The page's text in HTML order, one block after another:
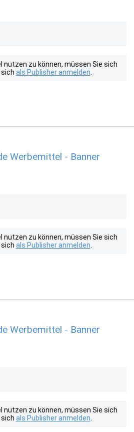
nutzen zu können, müssen Sie sich
als Publisher anmelden
Werbemittel - Banner
nutzen zu können, müssen Sie sich
als Publisher anmelden
Werbemittel - Banner
nutzen zu können, müssen Sie sich
als Publisher anmelden